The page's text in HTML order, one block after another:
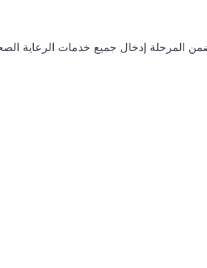
العام وتتضمن المرحلة إدخال جميع خدمات